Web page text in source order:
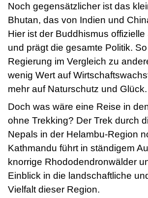
Noch gegensätzlicher ist das
Bhutan, das von Indien und
Hier ist der Buddhismus offizielle
und prägt die gesamte Politik.
Regierung im Vergleich zu
wenig Wert auf
mehr auf Naturschutz und Glück.
Doch was wäre eine Reise in
ohne Trekking? Der Trek durch
Nepals in der Helambu-Region
Kathmandu führt in ständigem
knorrige Rhododendronwälder
Einblick in die landschaftliche
Vielfalt dieser Region.